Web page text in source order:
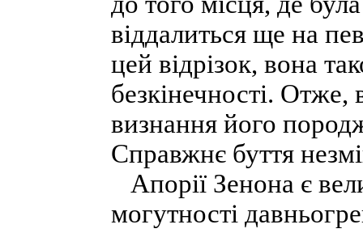
віддалиться ще на
цей відрізок, вона
безкінечності.
визнання його
Справжнє буття
Апорії Зенона є
могутності